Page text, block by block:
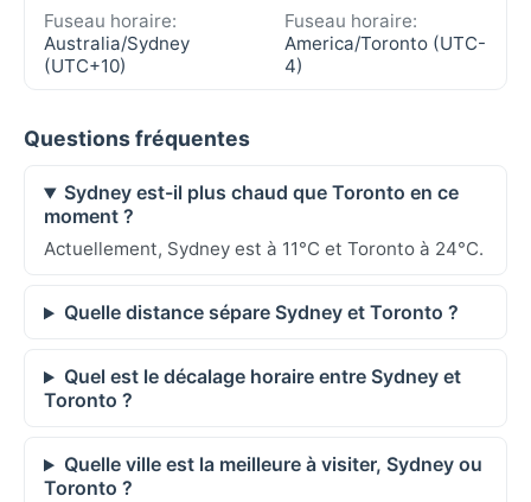
Fuseau horaire:
Australia/Sydney
(UTC+10)
Fuseau horaire:
America/Toronto (UTC-
4)
Questions fréquentes
Sydney est-il plus chaud que Toronto en ce
moment ?
Actuellement, Sydney est à 11°C et Toronto à 24°C.
Quelle distance sépare Sydney et Toronto ?
Quel est le décalage horaire entre Sydney et
Toronto ?
Quelle ville est la meilleure à visiter, Sydney ou
Toronto ?